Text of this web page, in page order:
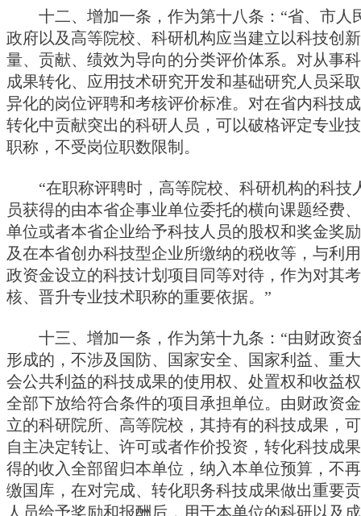
十二、增加一条，作为第十八条：“省、市人
政府以及高等院校、科研机构应当建立以科技创
量、贡献、绩效为导向的分类评价体系。对从事
成果转化、应用技术研究开发和基础研究人员采
异化的岗位评聘和考核评价标准。对在省内科技
转化中贡献突出的科研人员，可以破格评定专业
职称，不受岗位职数限制。
“在职称评聘时，高等院校、科研机构的科技
员获得的由本省企事业单位委托的横向课题经费
单位或者本省企业给予科技人员的股权和奖金奖
及在本省创办科技型企业所缴纳的税收等，与利
政资金设立的科技计划项目同等对待，作为对其考
核、晋升专业技术职称的重要依据。”
十三、增加一条，作为第十九条：“由财政资
形成的，不涉及国防、国家安全、国家利益、重
会公共利益的科技成果的使用权、处置权和收益
全部下放给符合条件的项目承担单位。由财政资
立的科研院所、高等院校，其持有的科技成果，
自主决定转让、许可或者作价投资，转化科技成
得的收入全部留归本单位，纳入本单位预算，不
缴国库，在对完成、转化职务科技成果做出重要
人员给予奖励和报酬后，用于本单位的科研以及